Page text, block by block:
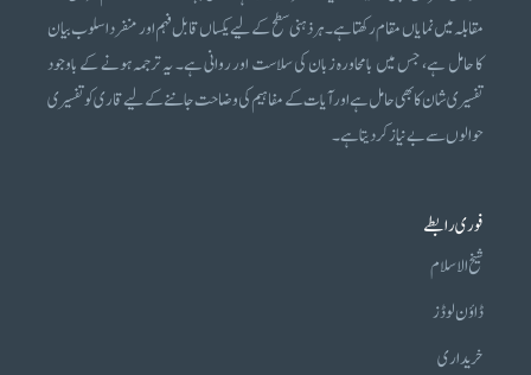
مقابلہ میں نمایاں مقام رکھتا ہے۔ ہر ذہنی سطح کے لیے یکساں قابل فہم اور منفرد اسلوب بیان
کا حامل ہے، جس میں بامحاورہ زبان کی سلاست اور روانی ہے۔ یہ ترجمہ ہونے کے باوجود
تفسیری شان کا بھی حامل ہے اور آیات کے مفاہیم کی وضاحت جاننے کے لیے قاری کو تفسیری
حوالوں سے بے نیاز کر دیتا ہے۔
فوری رابطے
شیخ الاسلام
ڈاؤن لوڈز
خریداری